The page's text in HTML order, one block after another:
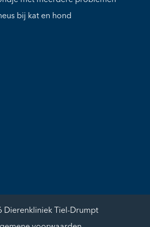
bij kat en hond
Dierenkliniek Tiel-Drumpt